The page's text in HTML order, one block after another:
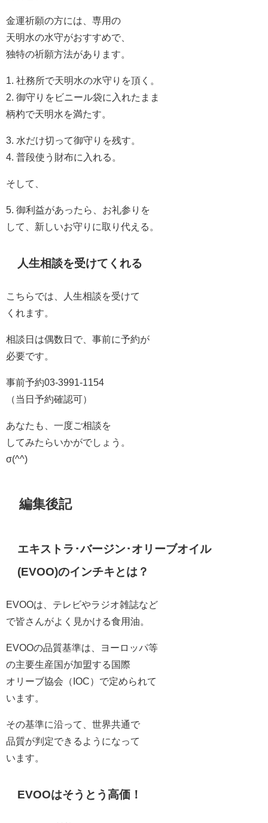
金運祈願の方には、専用の
天明水の水守がおすすめで、
独特の祈願方法があります。
1. 社務所で天明水の水守りを頂く。
2. 御守りをビニール袋に入れたまま
柄杓で天明水を満たす。
3. 水だけ切って御守りを残す。
4. 普段使う財布に入れる。
そして、
5. 御利益があったら、お礼参りを
して、新しいお守りに取り代える。
人生相談を受けてくれる
こちらでは、人生相談を受けて
くれます。
相談日は偶数日で、事前に予約が
必要です。
事前予約03-3991-1154
（当日予約確認可）
あなたも、一度ご相談を
してみたらいかがでしょう。
σ(^^)
編集後記
エキストラ･バージン･オリーブオイル
(EVOO)のインチキとは？
EVOOは、テレビやラジオ雑誌など
で皆さんがよく見かける食用油。
EVOOの品質基準は、ヨーロッパ等
の主要生産国が加盟する国際
オリーブ協会（IOC）で定められて
います。
その基準に沿って、世界共通で
品質が判定できるようになって
います。
EVOOはそうとう高価！